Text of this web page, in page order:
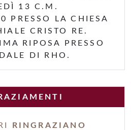
13 C.M.
PRESSO LA CHIESA
CRISTO RE.
RIPOSA PRESSO
DI RHO.
RINGRAZIANO